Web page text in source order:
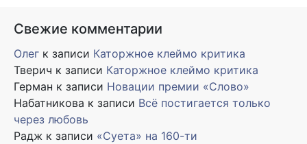
Свежие комментарии
Олег к записи Каторжное клеймо критика
Тверич к записи Каторжное клеймо критика
Герман к записи Новации премии «Слово»
Набатникова к записи Всё постигается только
через любовь
Радж к записи «Суета» на 160-ти